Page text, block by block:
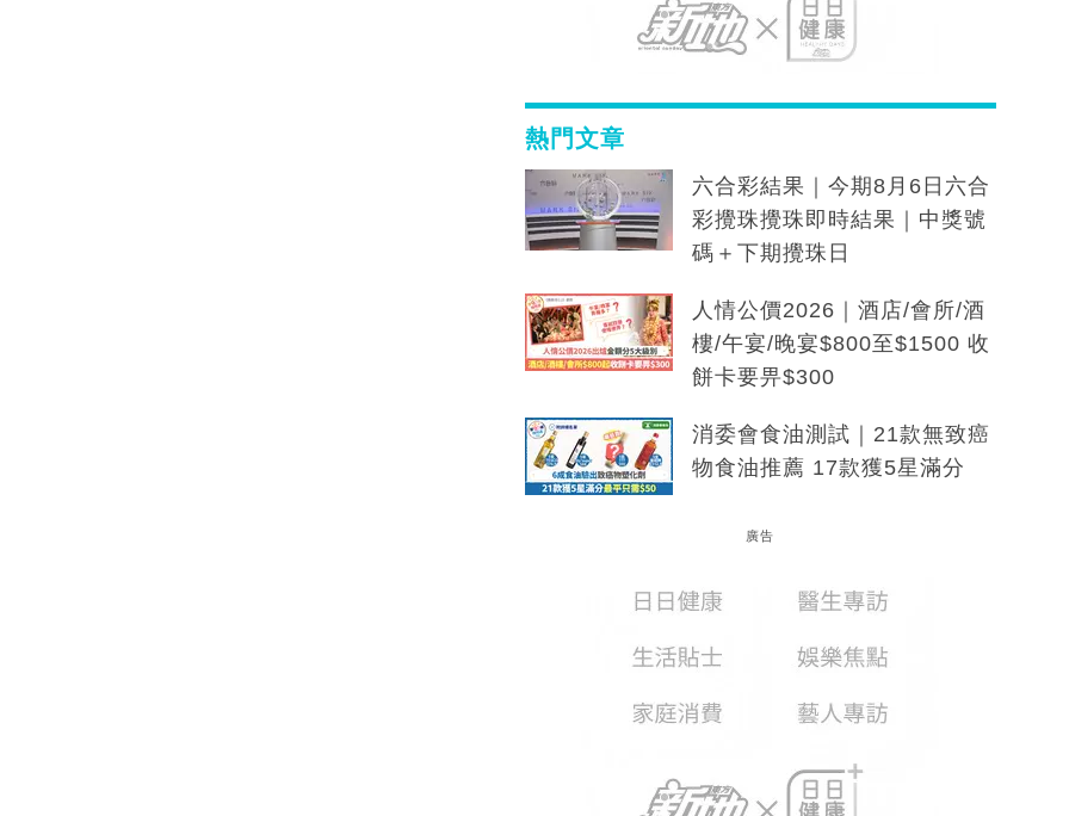
熱門文章
六合彩結果｜今期8月6日六合
彩攪珠攪珠即時結果｜中獎號
碼＋下期攪珠日
人情公價2026｜酒店/會所/酒
樓/午宴/晚宴$800至$1500 收
餅卡要畀$300
消委會食油測試｜21款無致癌
物食油推薦 17款獲5星滿分
廣告